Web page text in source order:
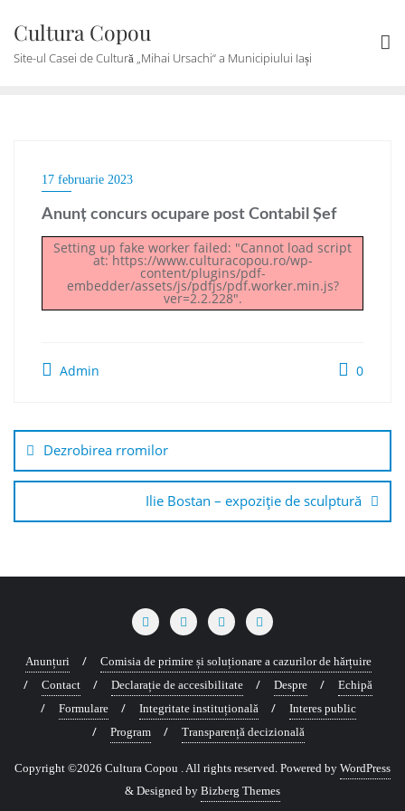
content
Cultura Copou
Site-ul Casei de Cultură „Mihai Ursachi“ a Municipiului Iași
17 februarie 2023
Anunț concurs ocupare post Contabil Șef
Setting up fake worker failed: "Cannot load script
at: https://www.culturacopou.ro/wp-
content/plugins/pdf-
embedder/assets/js/pdfjs/pdf.worker.min.js?
ver=2.2.228".
Admin 0
în
articole
Dezrobirea rromilor
Ilie Bostan – expoziție de sculptură
Anunțuri
Comisia de primire și soluționare a cazurilor de hărțuire
Contact
Declarație de accesibilitate Despre
Echipă
Formulare
Integritate instituțională
Interes public
Program
Transparență decizională
Copyright ©2026 Cultura Copou . All rights reserved. Powered by WordPress
& Designed by Bizberg Themes